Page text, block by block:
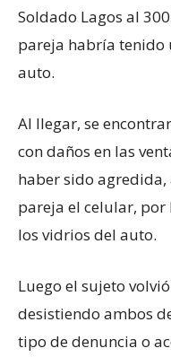
Soldado Lagos al
pareja habría tenido
auto.
Al llegar, se
con daños en las
haber sido
pareja el celular,
los vidrios del auto.
Luego el sujeto
desistiendo ambos
tipo de denuncia o